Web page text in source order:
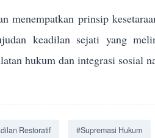
menempatkan prinsip
keadilan sejati yang
hukum dan integrasi sosial
Restoratif #Supremasi Hukum